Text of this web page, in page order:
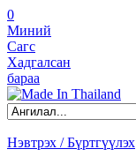
0
Миний
Сагс
Хадгалсан
бараа
Нэвтрэх / Бүртгүүлэх